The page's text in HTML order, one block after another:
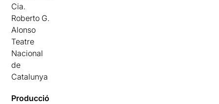
Cia.
Roberto G.
Alonso
Teatre
Nacional
de
Catalunya
Producció